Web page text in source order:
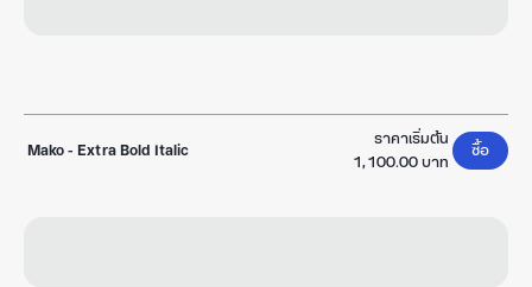
Mako-Extra Bold Italic
ราคาเริ่มต้น
1,100.00 บาท
ซื้อ